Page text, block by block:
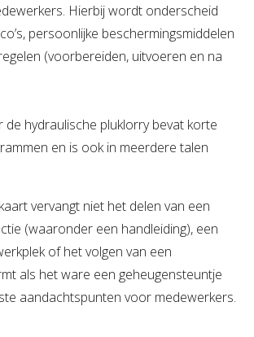
& Evaluatie (RIE)
Vertrouwenspersoon
Aan de slag met Vitaliteit
Hierbij wordt onderscheid
persoonlijke beschermingsmiddelen
(voorbereiden, uitvoeren en na
de hydraulische pluklorry bevat korte
en is ook in meerdere talen
vervangt niet het delen van een
(waaronder een handleiding), een
of het volgen van een
als het ware een geheugensteuntje
aandachtspunten voor medewerkers.